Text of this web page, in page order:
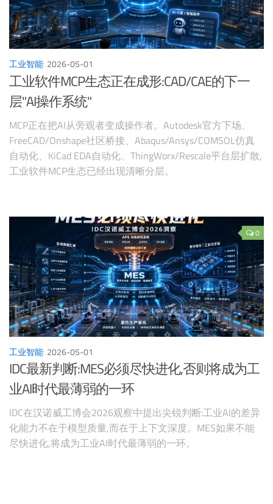
工业智能 2026-05-01
工业软件MCP生态正在成形:CAD/CAE的下一
层"AI操作系统"
MCP正在把AI从旁观者变成操作者。Autodesk官方下场、
FreeCAD/Onshape社区桥接、Abaqus/Ansys/COMSOL仿真
自动化、KiCad EDA自动化、ThingWorx/Rescale平台层扩散,
工业软件MCP生态已经出现清晰分层。
0
工业智能 2026-05-01
IDC最新判断:MES必须尽快进化,否则将成为工
业AI时代最薄弱的一环
IDC在汉诺威工博会2026观察中提出尖锐判断:工业AI的差异
化能力不在于模型质量,而在于上下文深度。MES如果不能
尽快进化,将成为工业AI时代最薄弱的一环。